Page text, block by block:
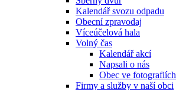
Kalendář svozu odpadu
Obecní zpravodaj
Víceúčelová hala
Volný čas
Kalendář akcí
Napsali o nás
Obec ve fotografiích
Firmy a služby v naší obci